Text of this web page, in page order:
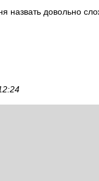
назвать довольно